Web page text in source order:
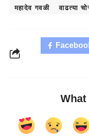
महादेव गवळी
वाढत्या